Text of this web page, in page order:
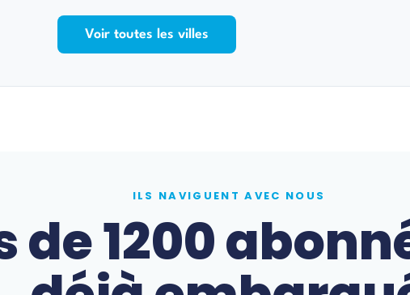
Voir toutes les villes
ILS NAVIGUENT AVEC NOUS
de 1200